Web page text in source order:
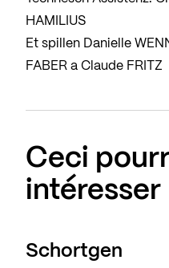
HAMILIUS
Et spillen Danielle
FABER a Claude FRITZ
Ceci
intéresser
Schortgen